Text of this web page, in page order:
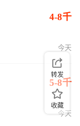
4-8千
今天
5-8千
今天
转发
收藏